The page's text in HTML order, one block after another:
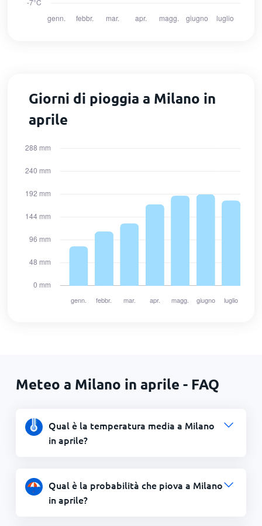
Giorni di pioggia a Milano in
aprile
Meteo a Milano in aprile - FAQ
Qual è la temperatura media a Milano
in aprile?
Qual è la probabilità che piova a Milano
in aprile?